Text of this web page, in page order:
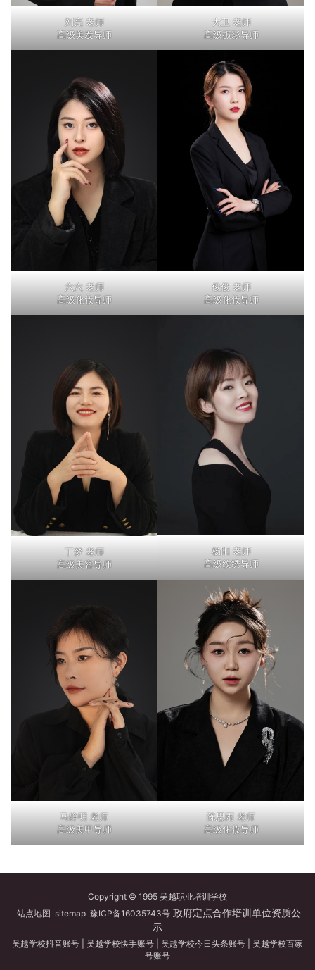
刘亮 老师
高级美发导师
大卫 老师
高级摄影导师
六六 老师
高级化妆导师
俊俊 老师
高级化妆导师
丁梦 老师
高级美容导师
杨阳 老师
高级纹绣导师
马静明 老师
高级美甲导师
陈思雨 老师
高级化妆导师
Copyright © 1995 吴越职业培训学校
站点地图 sitemap 豫ICP备16035743号政府定点合作培训单位资质公
示
吴越学校抖音账号 吴越学校快手账号 吴越学校今日头条账号
吴越学校百家
号账号